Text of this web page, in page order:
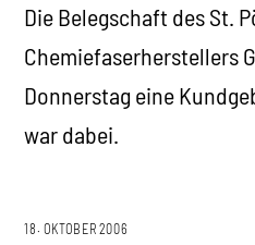
Die Belegschaft des St.
Chemiefaserherstellers
Donnerstag eine
war dabei.
18. OKTOBER 2006